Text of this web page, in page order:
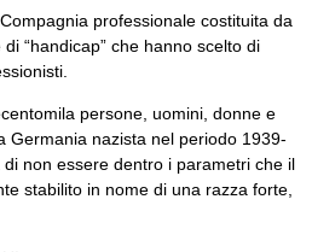
professionale costituita da
“handicap” che hanno scelto di
persone, uomini, donne e
Germania nazista nel periodo 1939-
non essere dentro i parametri che il
stabilito in nome di una razza forte,